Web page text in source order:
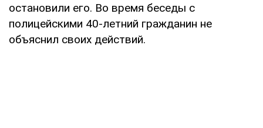
остановили его. Во время беседы с
полицейскими 40-летний гражданин не
объяснил своих действий.